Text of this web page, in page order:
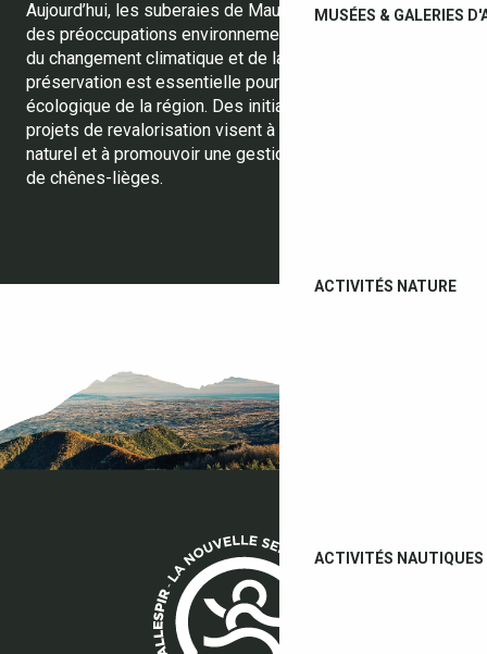
MUSÉES & GALERIES
ACTIVITÉS NATURE
ACTIVITÉS NAUTIQUES
Aujourd’hui, les suberaies de Maureillas sont au cœur
des préoccupations environnementales. Face aux défis
du changement climatique et de la pression humaine, leur
préservation est essentielle pour garantir l’équilibre
écologique de la région. Des initiatives locales et des
projets de revalorisation visent à protéger ce patrimoine
naturel et à promouvoir une gestion durable des forêts
de chênes-lièges.